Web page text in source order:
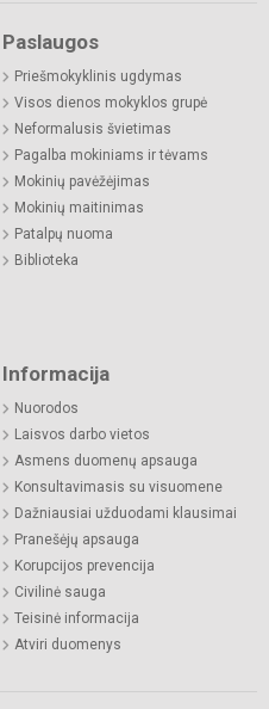
Paslaugos
Priešmokyklinis ugdymas
Visos dienos mokyklos grupė
Neformalusis švietimas
Pagalba mokiniams ir tėvams
Mokinių pavėžėjimas
Mokinių maitinimas
Patalpų nuoma
Biblioteka
Informacija
Nuorodos
Laisvos darbo vietos
Asmens duomenų apsauga
Konsultavimasis su visuomene
Dažniausiai užduodami klausimai
Pranešėjų apsauga
Korupcijos prevencija
Civilinė sauga
Teisinė informacija
Atviri duomenys